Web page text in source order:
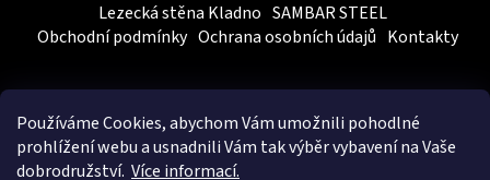
Používáme Cookies, abychom Vámumožnili pohodlné
prohlížení webu a usnadnili Vám tak výběr vybavení na Vaše
dobrodružství. Více informací.
Lezecká stěna Kladno SAMBAR STEEL
Obchodní podmínky Ochrana osobních údajů Kontakty